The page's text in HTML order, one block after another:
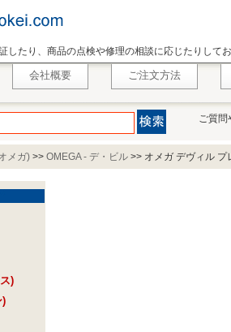
したり、商品の点検や修理の相談に応じたりして
会社概要 ご注文方法
ご質問
メガ) >> OMEGA - デ・ビル >> オメガ デヴィル
)
)